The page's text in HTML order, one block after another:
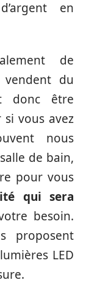
en
de
vendent du
être
vous avez
nous
de bain,
pour vous
qui sera
besoin.
proposent
LED